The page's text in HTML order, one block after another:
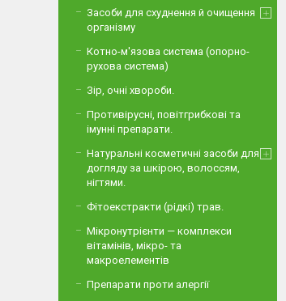
Засоби для схуднення й очищення
організму
Котно-м'язова система (опорно-
рухова система)
Зір, очні хвороби.
Противірусні, повітгрибкові та
імунні препарати.
Натуральні косметичні засоби для
догляду за шкірою, волоссям,
нігтями.
Фітоекстракти (рідкі) трав.
Мікронутрієнти — комплекси
вітамінів, мікро- та
макроелементів
Препарати проти алергії